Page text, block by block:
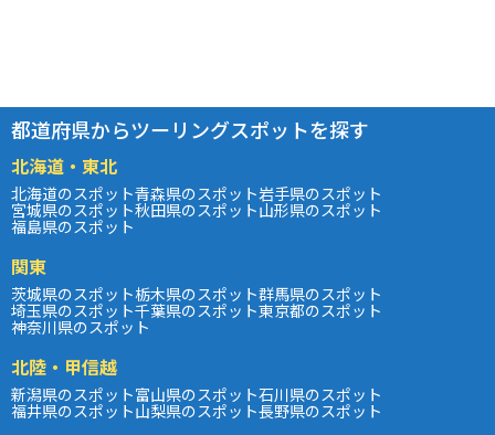
都道府県からツーリングスポットを探す
北海道・東北
北海道のスポット青森県のスポット岩手県のスポット
宮城県のスポット秋田県のスポット山形県のスポット
福島県のスポット
関東
茨城県のスポット栃木県のスポット群馬県のスポット
埼玉県のスポット千葉県のスポット東京都のスポット
神奈川県のスポット
北陸・甲信越
新潟県のスポット富山県のスポット石川県のスポット
福井県のスポット山梨県のスポット長野県のスポット